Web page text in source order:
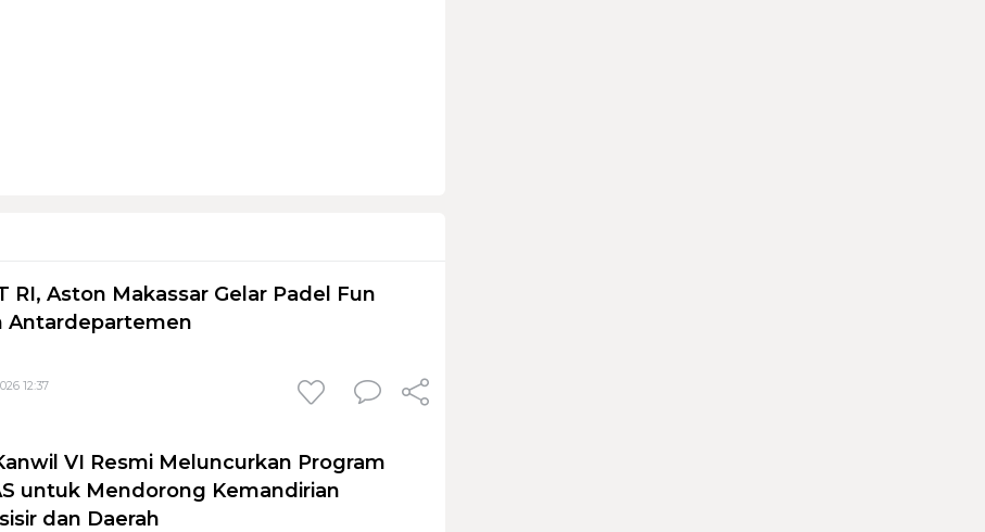
RI, Aston Makassar Gelar Padel Fun
Antardepartemen
12:37
VI Resmi Meluncurkan Program
untuk Mendorong Kemandirian
dan Daerah